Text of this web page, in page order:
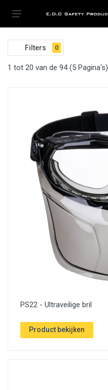
Filters 0
1 tot 20 van de 94 (5 Pagina's)
PS22 - Ultraveilige bril
Product bekijken